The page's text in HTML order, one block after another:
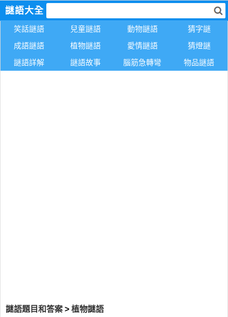
謎語大全
笑話謎語 兒童謎語 動物謎語
猜字謎
成語謎語
植物謎語 愛情謎語
猜燈謎
謎語詳解
謎語故事 腦筋急轉彎 物品謎語
謎語題目和答案 > 植物謎語